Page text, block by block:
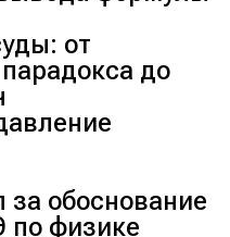
от
до
за обоснование
по физике